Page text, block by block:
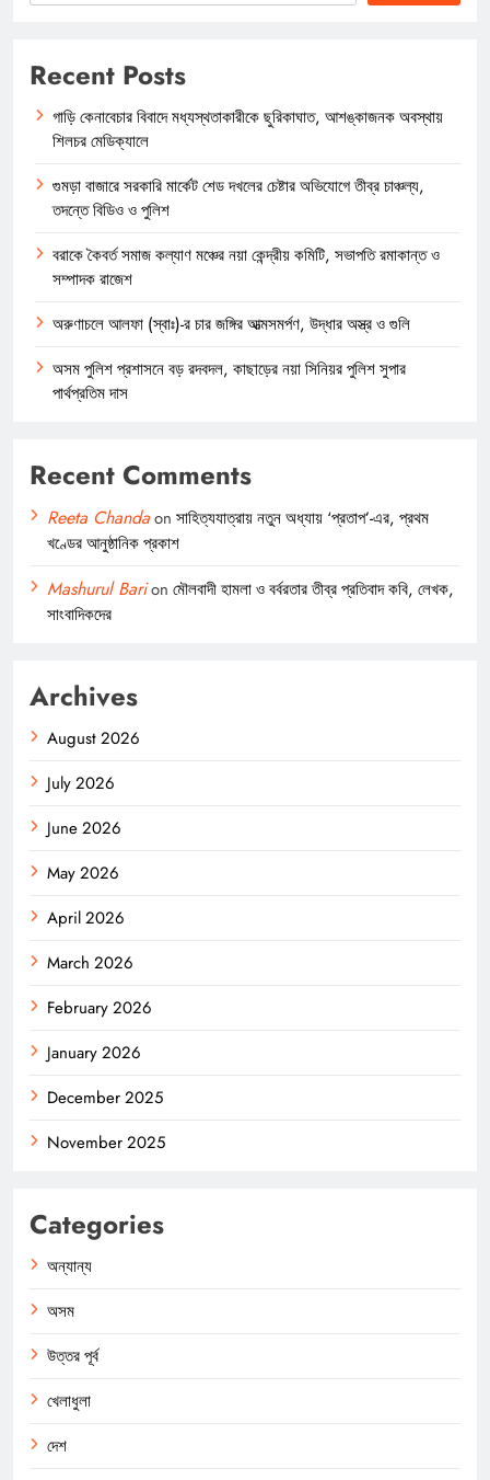
Recent Posts
গাড়ি কেনাবেচার বিবাদে মধ্যস্থতাকারীকে ছুরিকাঘাত, আশঙ্কাজনক অবস্থায়
শিলচর মেডিক্যালে
গুমড়া বাজারে সরকারি মার্কেট শেড দখলের চেষ্টার অভিযোগে তীব্র চাঞ্চল্য,
তদন্তে বিডিও ও পুলিশ
বরাকে কৈবর্ত সমাজ কল্যাণ মঞ্চের নয়া কেন্দ্রীয় কমিটি, সভাপতি রমাকান্ত ও
সম্পাদক রাজেশ
অরুণাচলে আলফা (স্বাঃ)-র চার জঙ্গির আত্মসমর্পণ, উদ্ধার অস্ত্র ও গুলি
অসম পুলিশ প্রশাসনে বড় রদবদল, কাছাড়ের নয়া সিনিয়র পুলিশ সুপার
পার্থপ্রতিম দাস
Recent Comments
Reeta Chandaon সাহিত্যযাত্রায় নতুন অধ্যায় ‘প্রতাপ’-এর, প্রথম
খণ্ডের আনুষ্ঠানিক প্রকাশ
Mashurul Barion মৌলবাদী হামলা ও বর্বরতার তীব্র প্রতিবাদ কবি, লেখক,
সাংবাদিকদের
Archives
August 2026
July 2026
June 2026
May 2026
April 2026
March 2026
February 2026
January 2026
December 2025
November 2025
Categories
অন্যান্য
অসম
উত্তর পূর্ব
খেলাধুলা
দেশ